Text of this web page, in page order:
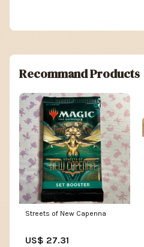
Recommand Products
Streets of New Capenna
US$ 27.31